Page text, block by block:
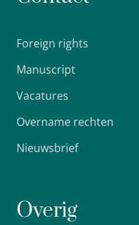
Foreign rights
Manuscript
Vacatures
Overname rechten
Nieuwsbrief
Overig